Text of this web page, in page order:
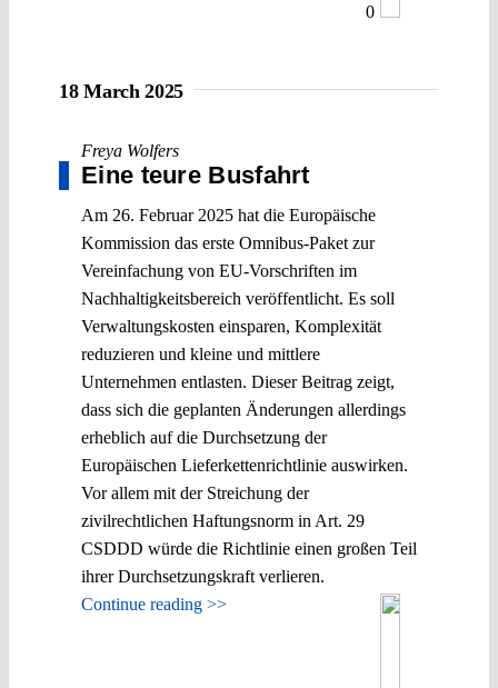
0
18 March 2025
Freya Wolfers
Eine teure Busfahrt
Am 26. Februar 2025 hat die Europäische
Kommission das erste Omnibus-Paket zur
Vereinfachung von EU-Vorschriften im
Nachhaltigkeitsbereich veröffentlicht. Es soll
Verwaltungskosten einsparen, Komplexität
reduzieren und kleine und mittlere
Unternehmen entlasten. Dieser Beitrag zeigt,
dass sich die geplanten Änderungen allerdings
erheblich auf die Durchsetzung der
Europäischen Lieferkettenrichtlinie auswirken.
Vor allem mit der Streichung der
zivilrechtlichen Haftungsnorm in Art. 29
CSDDD würde die Richtlinie einen großen Teil
ihrer Durchsetzungskraft verlieren.
Continue reading >>